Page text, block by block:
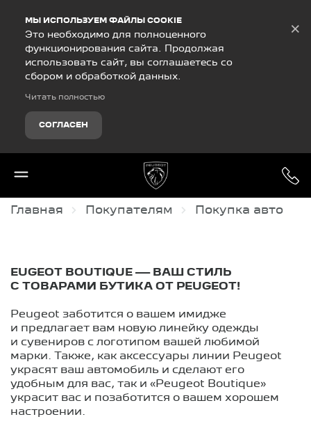
МЫ ИСПОЛЬЗУЕМ ФАЙЛЫ COOKIE
Это необходимо для полноценного
функционирования сайта. Продолжая
использовать сайт, вы соглашаетесь со
сбором и обработкой данных.
Читать полностью
СОГЛАСЕН
×
Главная Покупателям Покупка авто
EUGEOT BOUTIQUE — ВАШ СТИЛЬ
С ТОВАРАМИ БУТИКА ОТ PEUGEOT!
Peugeot заботится о вашем имидже
и предлагает вам новую линейку одежды
и сувениров с логотипом вашей любимой
марки. Также, как аксессуары линии Peugeot
украсят ваш автомобиль и сделают его
удобным для вас, так и «Peugeot Boutique»
украсит вас и позаботится о вашем хорошем
настроении.